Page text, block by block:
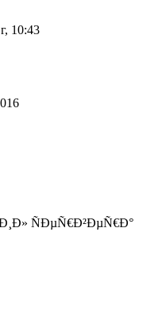
10:43
ÑÐµÑ€Ð²ÐµÑ€Ð°